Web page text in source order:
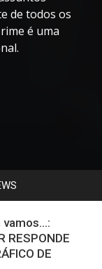
vamos…:
RESPONDE
DE
de todos os
é uma